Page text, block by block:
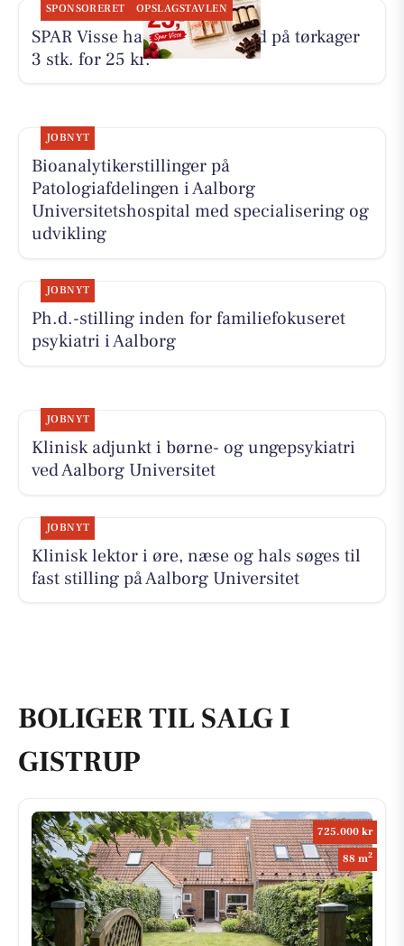
SPONSORERET OPSLAGSTAVLEN
SPAR Visse har onsdagstilbud på tørkager
3 stk. for 25 kr.
JOBNYT
Bioanalytikerstillinger på
Patologiafdelingen i Aalborg
Universitetshospital med specialisering og
udvikling
JOBNYT
Ph.d.-stilling inden for familiefokuseret
psykiatri i Aalborg
JOBNYT
Klinisk adjunkt i børne- og ungepsykiatri
ved Aalborg Universitet
JOBNYT
Klinisk lektor i øre, næse og hals søges til
fast stilling på Aalborg Universitet
BOLIGER TIL SALG I
GISTRUP
725.000 kr
88 m2